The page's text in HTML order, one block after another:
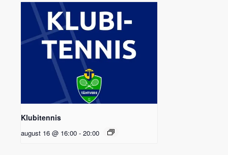
Klubitennis
august 16 @ 16:00 - 20:00